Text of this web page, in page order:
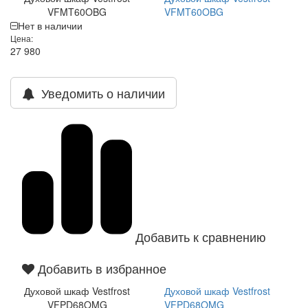
VFMT60OBG
VFMT60OBG
Нет в наличии
Цена:
27 980
Уведомить о наличии
Добавить к сравнению
Добавить в избранное
Духовой шкаф Vestfrost
VFPD68OMG
Духовой шкаф Vestfrost
VFPD68OMG